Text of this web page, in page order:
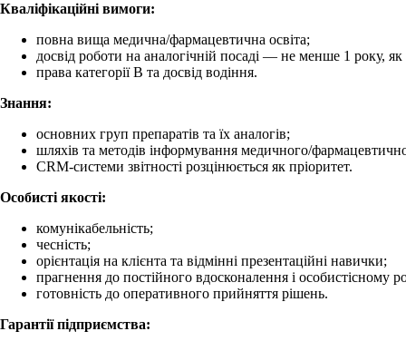
Кваліфікаційні вимоги:
повна вища медична/фармацевтична освіта;
досвід роботи на аналогічній посаді — не менше 1 року, як
права категорії В та досвід водіння.
Знання:
основних груп препаратів та їх аналогів;
шляхів та методів інформування медичного/
CRM-системи звітності розцінюється як пріоритет.
Особисті якості:
комунікабельність;
чесність;
орієнтація на клієнта та відмінні презентаційні навички;
прагнення до постійного вдосконалення і особистісному
готовність до оперативного прийняття рішень.
Гарантії підприємства: